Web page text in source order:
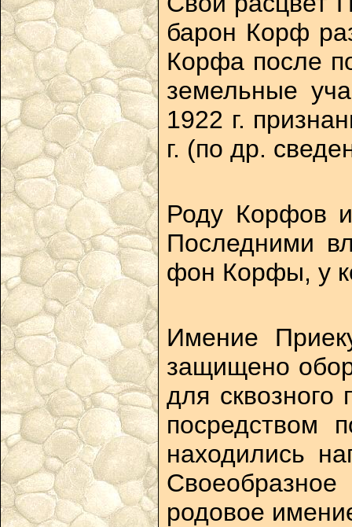
барон Корф
Корфа после
земельные
1922 г.
г. (по др.
Роду Корфов
Последними
фон Корфы, у
Имение
защищено
для сквозного
посредством
находились
родовое